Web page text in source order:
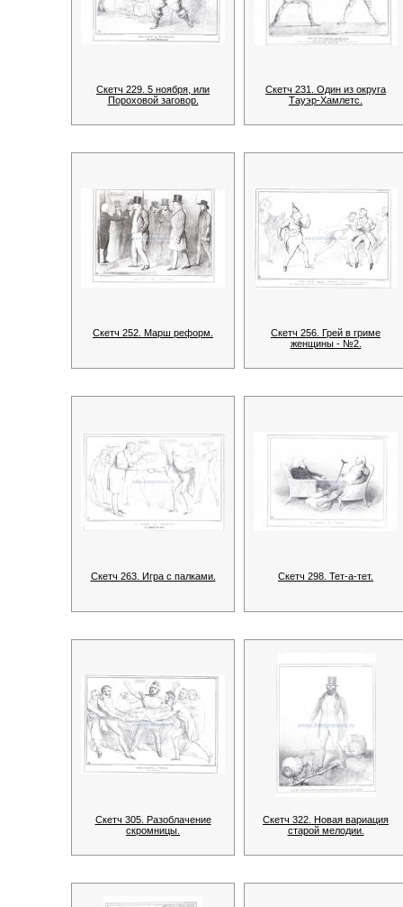
Скетч 229. 5 ноября, или
Пороховой заговор.
Скетч 231. Один из округа
Тауэр-Хамлетс.
Скетч 252. Марш реформ.
Скетч 256. Грей в гриме
женщины - №2.
Скетч 263. Игра с палками. Скетч 298. Тет-а-тет.
Скетч 305. Разоблачение
скромницы.
Скетч 322. Новая вариация
старой мелодии.